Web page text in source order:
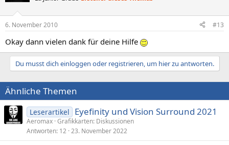
6. November 2010 #13
Okay dann vielen dank für deine Hilfe
Du musst dich einloggen oder registrieren, um hier zu antworten.
Ähnliche Themen
Leserartikel Eyefinity und Vision Surround 2021
Aeromax Grafikkarten: Diskussionen
Antworten 12 23. November 2022